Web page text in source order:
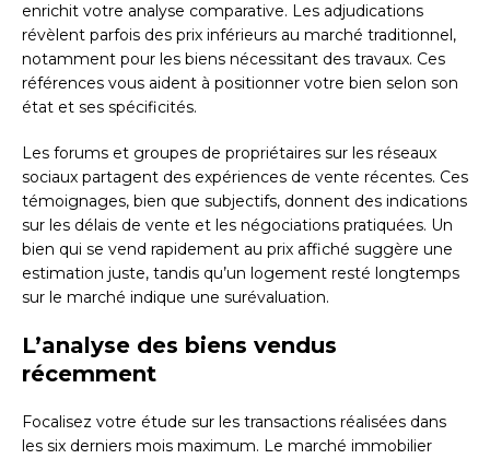
enrichit votre analyse comparative. Les adjudications
révèlent parfois des prix inférieurs au marché traditionnel,
notamment pour les biens nécessitant des travaux. Ces
références vous aident à positionner votre bien selon son
état et ses spécificités.
Les forums et groupes de propriétaires sur les réseaux
sociaux partagent des expériences de vente récentes. Ces
témoignages, bien que subjectifs, donnent des indications
sur les délais de vente et les négociations pratiquées. Un
bien qui se vend rapidement au prix affiché suggère une
estimation juste, tandis qu’un logement resté longtemps
sur le marché indique une surévaluation.
L’analyse des biens vendus
récemment
Focalisez votre étude sur les transactions réalisées dans
les six derniers mois maximum. Le marché immobilier